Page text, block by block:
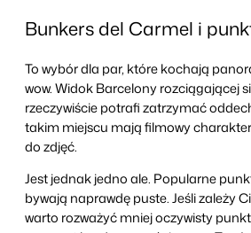
Bunkers del Carmel i
To wybór dla par, które kochają
wow. Widok Barcelony rozciągającej
rzeczywiście potrafi zatrzymać
takim miejscu mają filmowy
do zdjęć.
Jest jednak jedno ale. Popularne
bywają naprawdę puste. Jeśli zależy
warto rozważyć mniej oczywisty